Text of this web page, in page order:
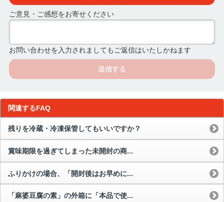
ご意見・ご感想をお寄せください
お問い合わせを入力されましてもご返信はいたしかねます
送信する
関連するFAQ
残りを冷蔵・冷凍保管してもいいですか？
賞味期限を過ぎてしまった未開封の商...
ふりかけの場合、「開封後はお早めに...
「麻婆豆腐の素」の外箱に「本品で使...